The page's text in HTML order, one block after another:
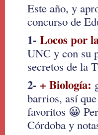
Este año, y
concurso de
1- Locos por
UNC y con su
secretos de la
2- + Biología:
barrios, así
favoritos 😀
Córdoba y